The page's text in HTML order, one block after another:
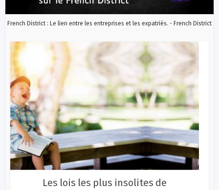
French District : Le lien entre les entreprises et les expatriés. - French District
Les lois les plus insolites de